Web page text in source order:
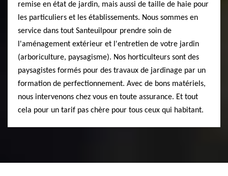
remise en état de jardin, mais aussi de taille de haie pour
les particuliers et les établissements. Nous sommes en
service dans tout Santeuilpour prendre soin de
l'aménagement extérieur et l'entretien de votre jardin
(arboriculture, paysagisme). Nos horticulteurs sont des
paysagistes formés pour des travaux de jardinage par un
formation de perfectionnement. Avec de bons matériels,
nous intervenons chez vous en toute assurance. Et tout
cela pour un tarif pas chère pour tous ceux qui habitant.